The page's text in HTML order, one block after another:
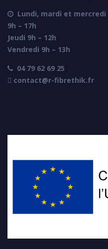

Lundi, mardi et mercredi
9h – 17h
Jeudi 9h – 12h
Vendredi 9h – 13h

04 79 62 69 25
 contact@r-fibrethik.fr